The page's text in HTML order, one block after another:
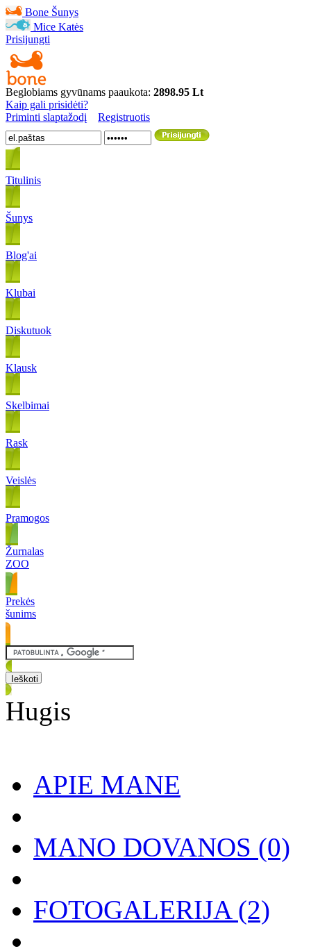
Bone Šunys
Mice Katės
Prisijungti
Beglobiams gyvūnams paaukota: 2898.95 Lt
Kaip gali prisidėti?
Priminti slaptažodį
Registruotis
Titulinis
Šunys
Blog'ai
Klubai
Diskutuok
Klausk
Skelbimai
Rask
Veislės
Pramogos
Žurnalas
ZOO
Prekės
šunims
Hugis
APIE MANE
MANO DOVANOS (0)
FOTOGALERIJA(2)